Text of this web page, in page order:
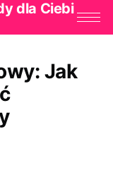
dla Ciebi
Jak